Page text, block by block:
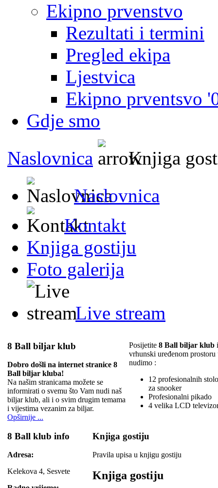
Ekipno prvenstvo
Rezultati i termini
Pregled ekipa
Ljestvica
Ekipno prventsvo
Gdje smo
Naslovnica
Knjiga
Naslovnica
Kontakt
Knjiga gostiju
Foto galerija
Live stream
8 Ball biljar klub
Dobro došli na internet stranice 8
Ball biljar kluba!
Na našim stranicama možete se
informirati o svemu što Vam nudi naš
biljar klub, ali i o svim drugim temama
i vijestima vezanim za biljar.
Opširnije ...
Posijetite 8 Ball biljar klub
vrhunski uređenom
nudimo :
12 profesionalnih
za snooker
Profesionalni pikado
4 velika LCD
8 Ball klub info
Adresa:
Kelekova 4, Sesvete
Knjiga gostiju
Pravila upisa u knjigu gostiju
Knjiga gostiju